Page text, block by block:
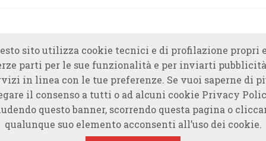
sito utilizza cookie tecnici e di profilazione propri
parti per le sue funzionalità e per inviarti
in linea con le tue preferenze. Se vuoi saperne di
il consenso a tutti o ad alcuni cookie Privacy
questo banner, scorrendo questa pagina o
qualunque suo elemento acconsenti all’uso dei cookie.